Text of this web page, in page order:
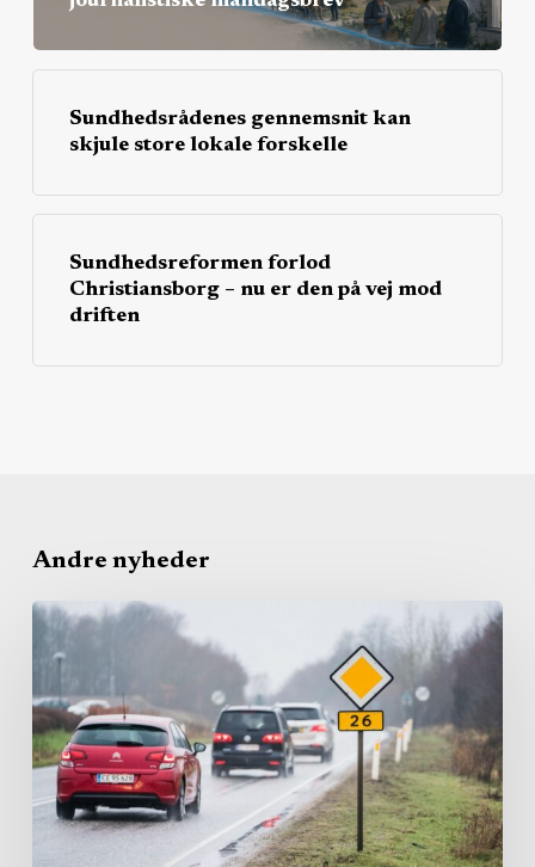
Sundhedsrådenes gennemsnit kan
skjule store lokale forskelle
Sundhedsreformen forlod
Christiansborg – nu er den på vej mod
driften
Andre nyheder
Region
bruger
millioner
på